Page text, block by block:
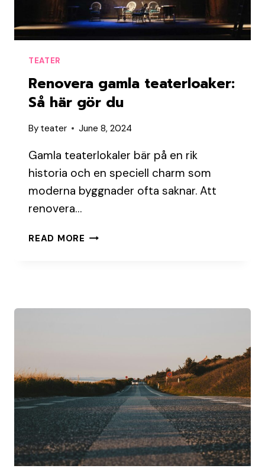
TEATER
Renovera gamla teaterloaker:
Så här gör du
By teater June 8, 2024
Gamla teaterlokaler bär på en rik
historia och en speciell charm som
moderna byggnader ofta saknar. Att
renovera…
READ MORE RENOVERA
GÖR